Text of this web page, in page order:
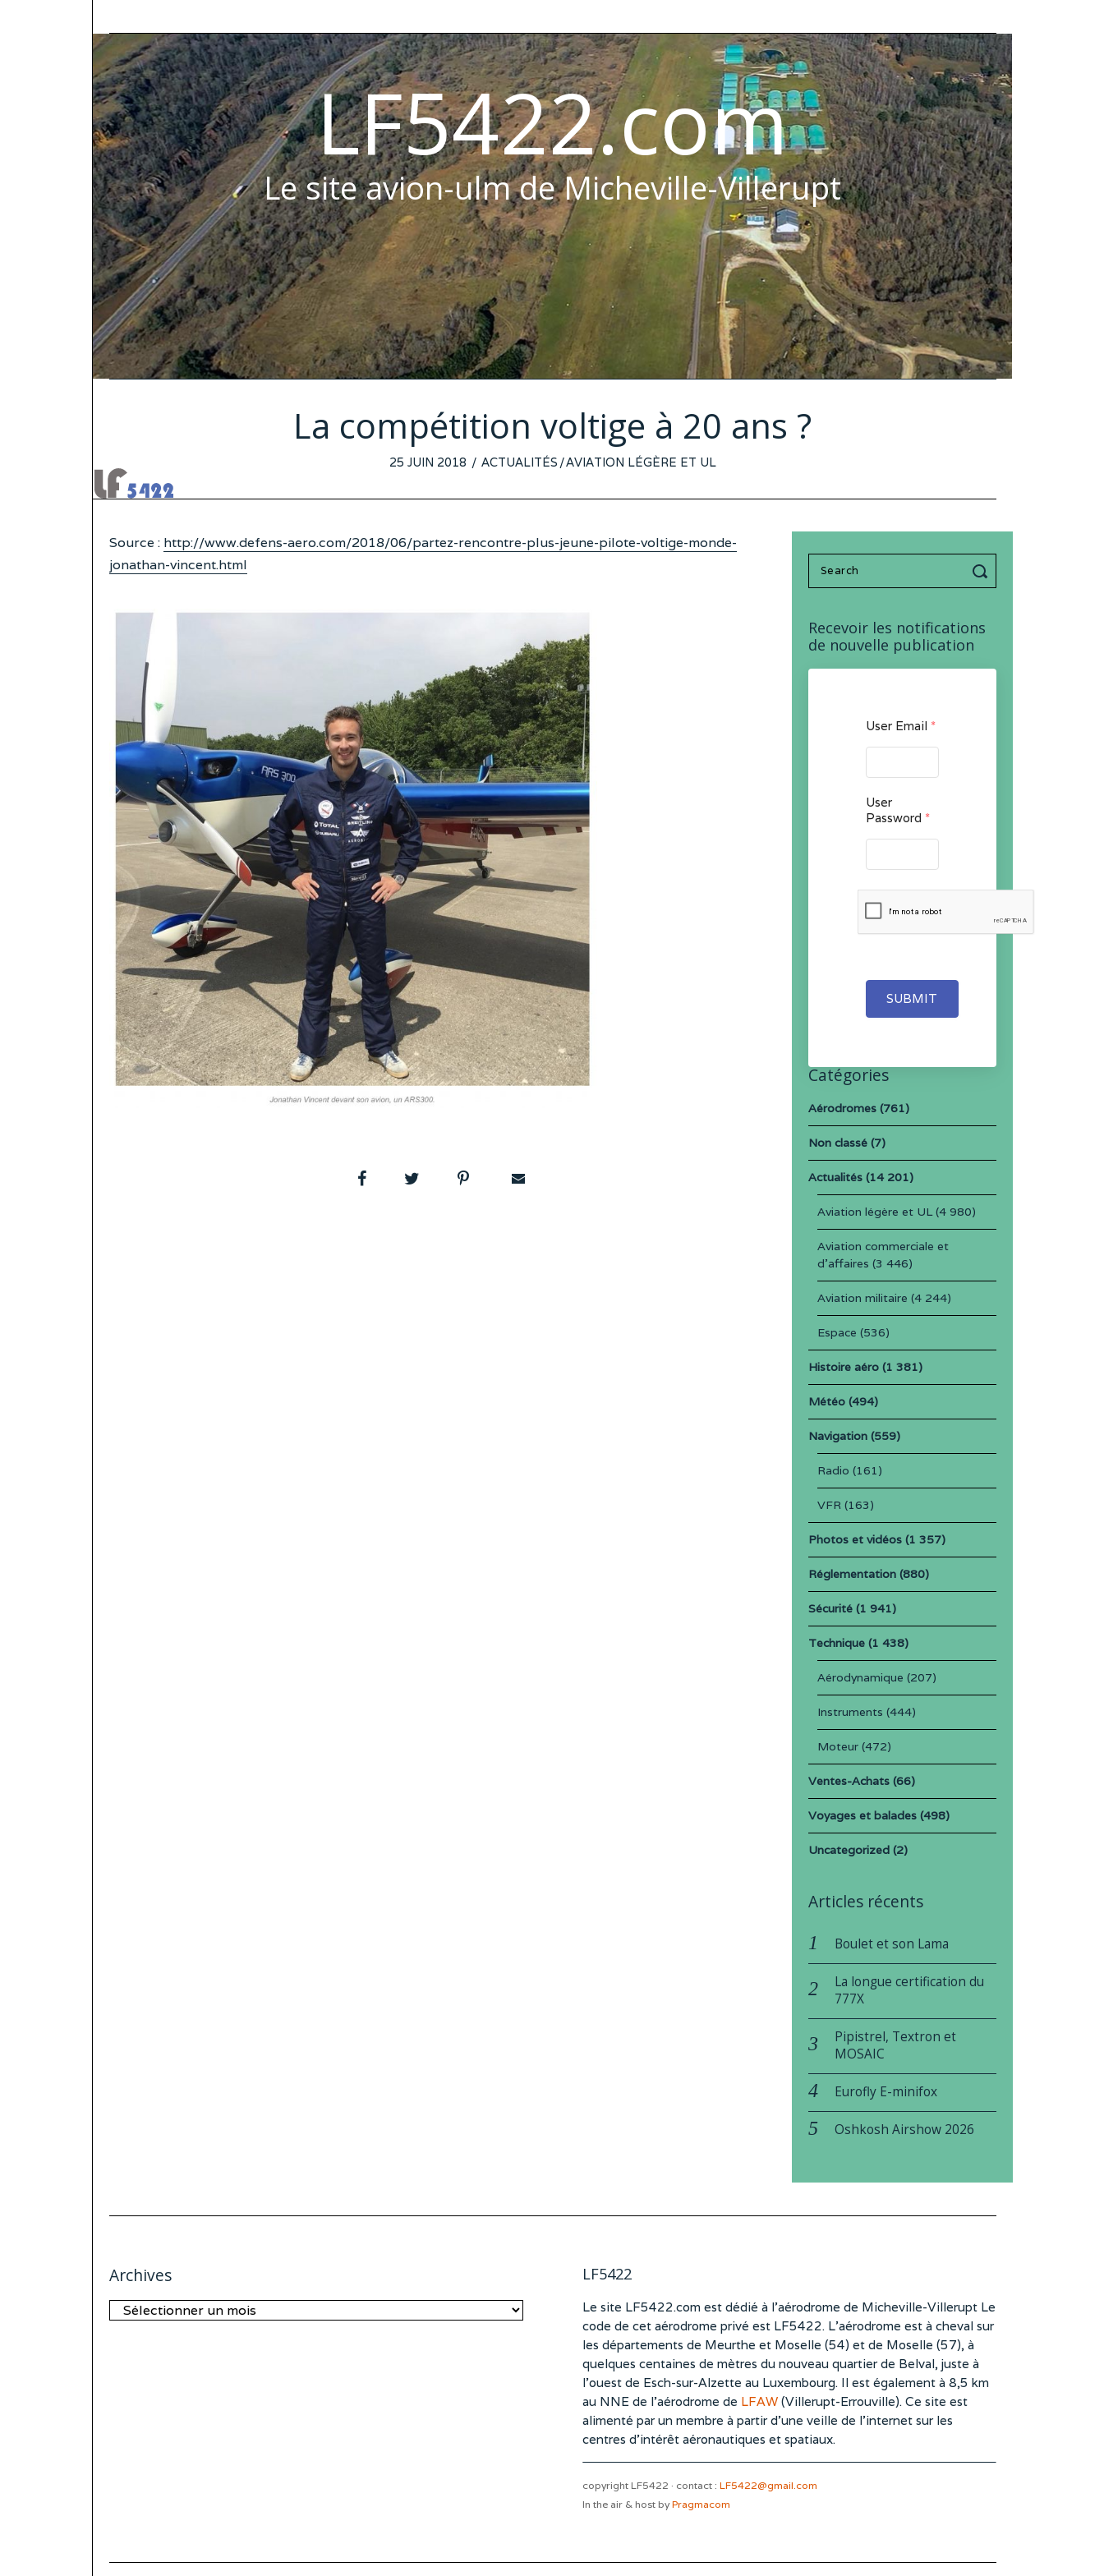
LF5422.com
Le site avion-ulm de Micheville-Villerupt
La compétition voltige à 20 ans ?
POSTED
25 JUIN 2018 ACTUALITÉS /AVIATION LÉGÈRE ET UL
Source : http://www.defens-aero.com/2018/06/partez-rencontre-plus-jeune-pilote-voltige-monde-
jonathan-vincent.html
Search
for:
Recevoir les notifications
de nouvelle publication
User Email *
User
Password *
SUBMIT
Catégories
Aérodromes(761)
Non classé(7)
Actualités(14 201)
Aviation légère et UL(4 980)
Aviation commerciale et
d'affaires (3 446)
Aviation militaire (4 244)
Espace (536)
Histoire aéro(1 381)
Météo(494)
Navigation(559)
Radio (161)
VFR (163)
Photos et vidéos(1 357)
Réglementation(880)
Sécurité(1 941)
Technique(1 438)
Aérodynamique (207)
Instruments (444)
Moteur(472)
Ventes-Achats(66)
Voyages et balades(498)
Uncategorized(2)
Articles récents
Boulet et son Lama
La longue certification du
777X
Pipistrel, Textron et
MOSAIC
Eurofly E-minifox
Oshkosh Airshow 2026
Archives
Archives
LF5422
Le site LF5422.com est dédié à l’aérodrome de Micheville-Villerupt Le
code de cet aérodrome privé est LF5422. L’aérodrome est à cheval sur
les départements de Meurthe et Moselle (54) et de Moselle (57), à
quelques centaines de mètres du nouveau quartier de Belval, juste à
l’ouest de Esch-sur-Alzette au Luxembourg. Il est également à 8,5 km
au NNE de l’aérodrome de LFAW(Villerupt-Errouville). Ce site est
alimenté par un membre à partir d’une veille de l’internet sur les
centres d’intérêt aéronautiques et spatiaux.
copyright LF5422 · contact : LF5422@gmail.com
In the air & host byPragmacom